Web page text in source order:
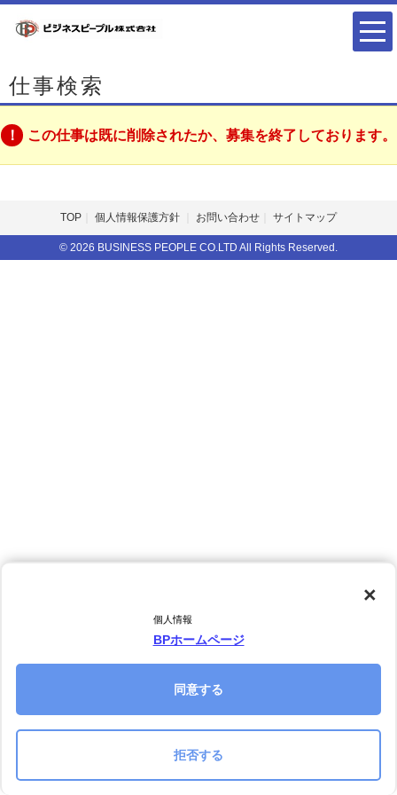
仕事検索
この仕事は既に削除されたか、募集を終了しております。
個人情報
BPホームページ
×
同意する
拒否する
TOP 個人情報保護方針 お問い合わせ サイトマップ
© 2026 BUSINESS PEOPLE CO.LTD All Rights Reserved.